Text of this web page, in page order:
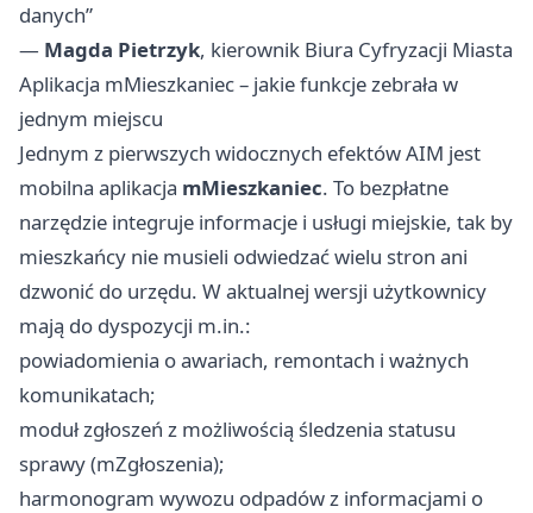
danych”
— Magda Pietrzyk, kierownik Biura Cyfryzacji Miasta
Aplikacja mMieszkaniec – jakie funkcje zebrała w
jednym miejscu
Jednym z pierwszych widocznych efektów AIM jest
mobilna aplikacja mMieszkaniec. To bezpłatne
narzędzie integruje informacje i usługi miejskie, tak by
mieszkańcy nie musieli odwiedzać wielu stron ani
dzwonić do urzędu. W aktualnej wersji użytkownicy
mają do dyspozycji m.in.:
powiadomienia o awariach, remontach i ważnych
komunikatach;
moduł zgłoszeń z możliwością śledzenia statusu
sprawy (mZgłoszenia);
harmonogram wywozu odpadów z informacjami o